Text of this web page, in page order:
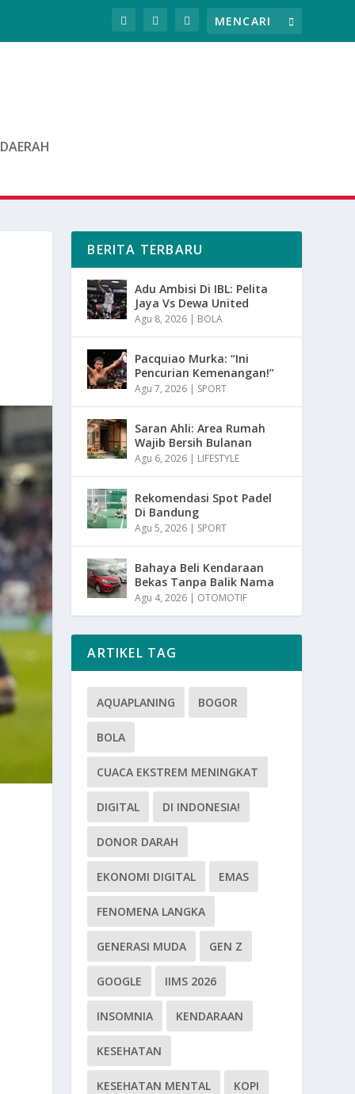
DAERAH
BERITA TERBARU
Adu Ambisi Di IBL: Pelita
Jaya Vs Dewa United
Agu 8, 2026 | BOLA
Pacquiao Murka: “Ini
Pencurian Kemenangan!”
Agu 7, 2026 | SPORT
Saran Ahli: Area Rumah
Wajib Bersih Bulanan
Agu 6, 2026 | LIFESTYLE
Rekomendasi Spot Padel
Di Bandung
Agu 5, 2026 | SPORT
Bahaya Beli Kendaraan
Bekas Tanpa Balik Nama
Agu 4, 2026 | OTOMOTIF
ARTIKEL TAG
AQUAPLANING BOGOR
BOLA
CUACA EKSTREM MENINGKAT
DIGITAL DI INDONESIA!
DONOR DARAH
EKONOMI DIGITAL EMAS
FENOMENA LANGKA
GENERASI MUDA GEN Z
GOOGLE IIMS 2026
INSOMNIA KENDARAAN
KESEHATAN
KESEHATAN MENTAL KOPI